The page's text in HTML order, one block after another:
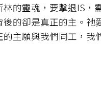
的靈魂，要擊退IS
的卻是真正的主。
主願與我們同工，